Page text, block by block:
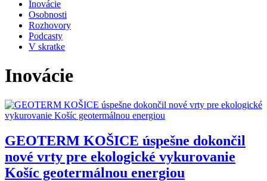
Inovácie
Osobnosti
Rozhovory
Podcasty
V skratke
Inovácie
GEOTERM KOŠICE úspešne dokončil
nové vrty pre ekologické vykurovanie
Košíc geotermálnou energiou